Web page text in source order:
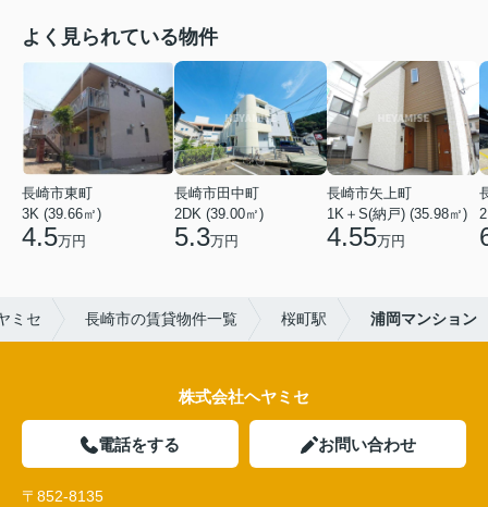
よく見られている物件
長崎市東町
3K (39.66㎡)
4.5万円
長崎市田中町
2DK (39.00㎡)
5.3万円
長崎市矢上町
1K＋S(納戸) (35.98㎡)
4.55万円
ミセ 長崎市の賃貸物件一覧 桜町駅 浦岡マンション
株式会社ヘヤミセ
電話をする お問い合わせ
〒852-8135